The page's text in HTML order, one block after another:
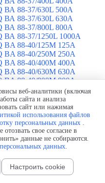
ВА 88-37/630L 500A
ВА 88-37/630L 630A
ВА 88-37/800L 800A
ВА 88-37/1250L 1000A
BA 88-40/125M 125A
BA 88-40/250M 250A
BA 88-40/400M 400A
BA 88-40/630М 630A
BA 88-40/800M 800A
BA 88-40/1250М 1250A
автоматические
▼
ВА99-40B 3F M2C2S2 M
ВА99-40A 3F M2C2S2 М
ВА99-40A 3F M2C2S2 М
веб-аналитики (включая
сайта и анализа
сайт или нажимая
использования файлов
персональных данных .
свое согласие в
данные не собираются.
данных.
Настроить cookie